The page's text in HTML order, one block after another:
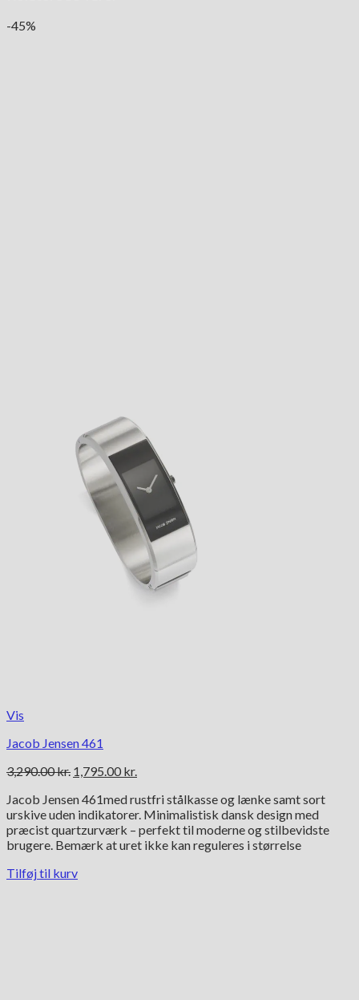
-45%
Vis
Jacob Jensen 461
3,290.00kr. Den
pris
var:
3,290.00 kr..
1,795.00 kr.
pris
er:
1,795.00 kr..
Jacob Jensen 461med rustfri stålkasse og lænke samt sort
urskive uden indikatorer. Minimalistisk dansk design med
præcist quartzurværk – perfekt til moderne og stilbevidste
brugere. Bemærk at uret ikke kan reguleres i størrelse
Tilføj til kurv